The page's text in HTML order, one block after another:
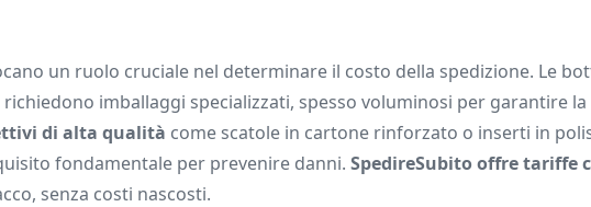
un ruolo cruciale nel determinare il costo della spedizione. Le
imballaggi specializzati, spesso voluminosi per garantire
di alta qualità come scatole in cartone rinforzato o inserti in
fondamentale per prevenire danni. SpedireSubito offre tariffe
senza costi nascosti.